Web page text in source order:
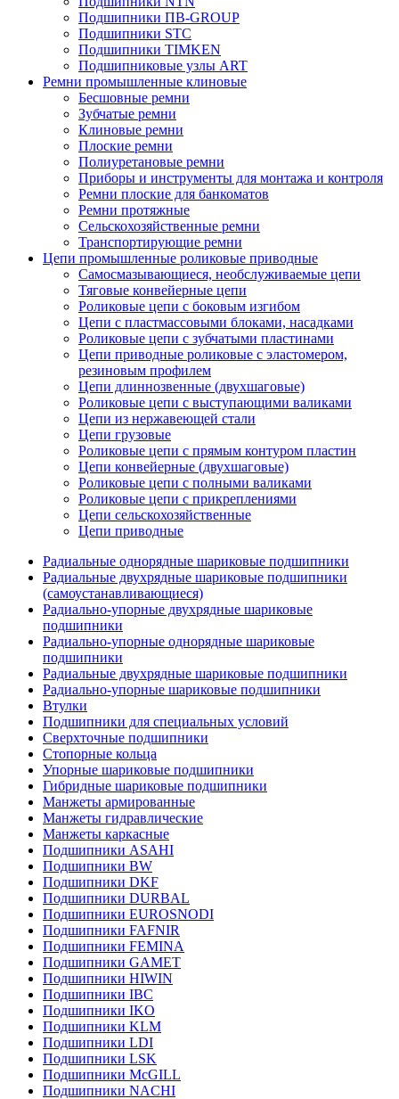
Подшипники ПВ-GROUP
Подшипники STC
Подшипники TIMKEN
Подшипниковые узлы ART
Ремни промышленные клиновые
Бесшовные ремни
Зубчатые ремни
Клиновые ремни
Плоские ремни
Полиуретановые ремни
Приборы и инструменты для монтажа и контроля
Ремни плоские для банкоматов
Ремни протяжные
Сельскохозяйственные ремни
Транспортирующие ремни
Цепи промышленные роликовые приводные
Самосмазывающиеся, необслуживаемые цепи
Тяговые конвейерные цепи
Роликовые цепи с боковым изгибом
Цепи с пластмассовыми блоками, насадками
Роликовые цепи с зубчатыми пластинами
Цепи приводные роликовые с эластомером,
резиновым профилем
Цепи длиннозвенные (двухшаговые)
Роликовые цепи с выступающими валиками
Цепи из нержавеющей стали
Цепи грузовые
Роликовые цепи с прямым контуром пластин
Цепи конвейерные (двухшаговые)
Роликовые цепи с полными валиками
Роликовые цепи с прикреплениями
Цепи сельскохозяйственные
Цепи приводные
Радиальные однорядные шариковые подшипники
Радиальные двухрядные шариковые подшипники
(самоустанавливающиеся)
Радиально-упорные двухрядные шариковые
подшипники
Радиально-упорные однорядные шариковые
подшипники
Радиальные двухрядные шариковые подшипники
Радиально-упорные шариковые подшипники
Втулки
Подшипники для специальных условий
Сверхточные подшипники
Стопорные кольца
Упорные шариковые подшипники
Гибридные шариковые подшипники
Манжеты армированные
Манжеты гидравлические
Манжеты каркасные
Подшипники ASAHI
Подшипники BW
Подшипники DKF
Подшипники DURBAL
Подшипники EUROSNODI
Подшипники FAFNIR
Подшипники FEMINA
Подшипники GAMET
Подшипники HIWIN
Подшипники IBC
Подшипники IKO
Подшипники KLM
Подшипники LDI
Подшипники LSK
Подшипники McGILL
Подшипники NACHI